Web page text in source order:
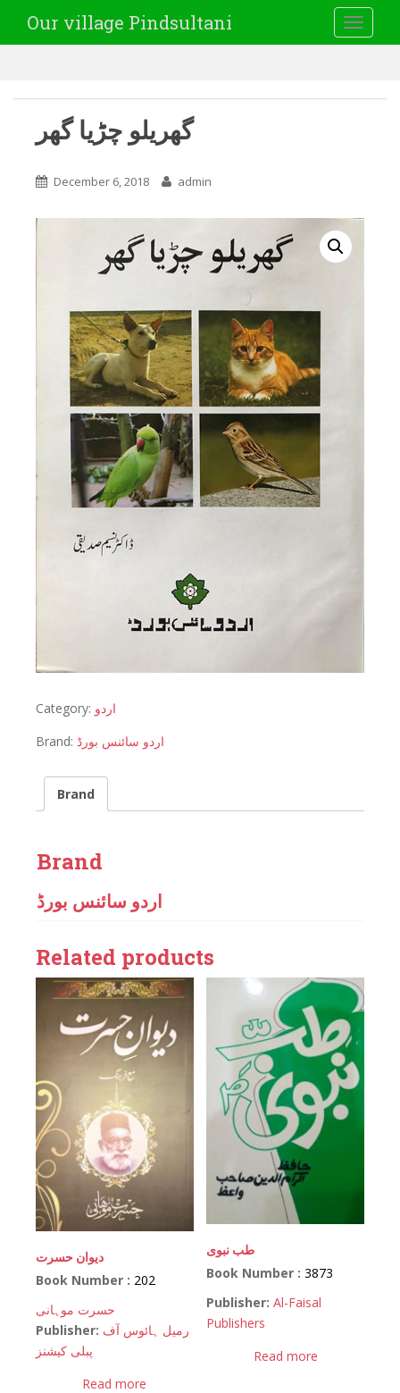
Our village Pindsultani
گھریلو چڑیا گھر
December 6, 2018 admin
Category: اردو
Brand: اردو سائنس بورڈ
Brand
Brand
اردو سائنس بورڈ
Related products
دیوان حسرت
Book Number : 202
حسرت موہانی
Publisher: رمیل ہائوس آف
پبلی کیشنز
Read more
طب نبوی
Book Number :3873
Publisher: Al-Faisal
Publishers
Read more